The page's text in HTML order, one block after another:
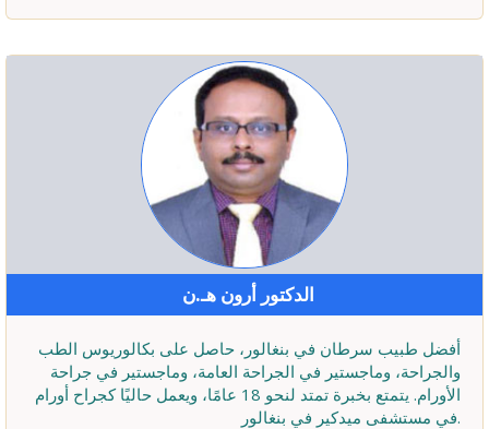
الدكتور أرون هـ.ن
أفضل طبيب سرطان في بنغالور، حاصل على بكالوريوس الطب
والجراحة، وماجستير في الجراحة العامة، وماجستير في جراحة
الأورام. يتمتع بخبرة تمتد لنحو 18 عامًا، ويعمل حاليًا كجراح أورام
في مستشفى ميدكير في بنغالور.